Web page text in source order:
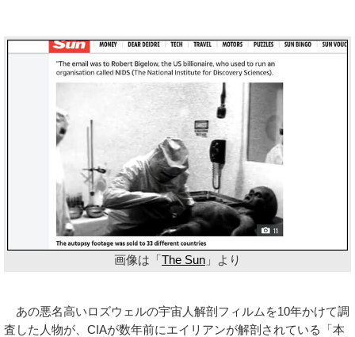
画像は「The Sun 」より
あの悪名高いロズウェルの宇宙人解剖フィルムを10年かけて調
査した人物が、CIAが数年前にエイリアンが解剖されている「本